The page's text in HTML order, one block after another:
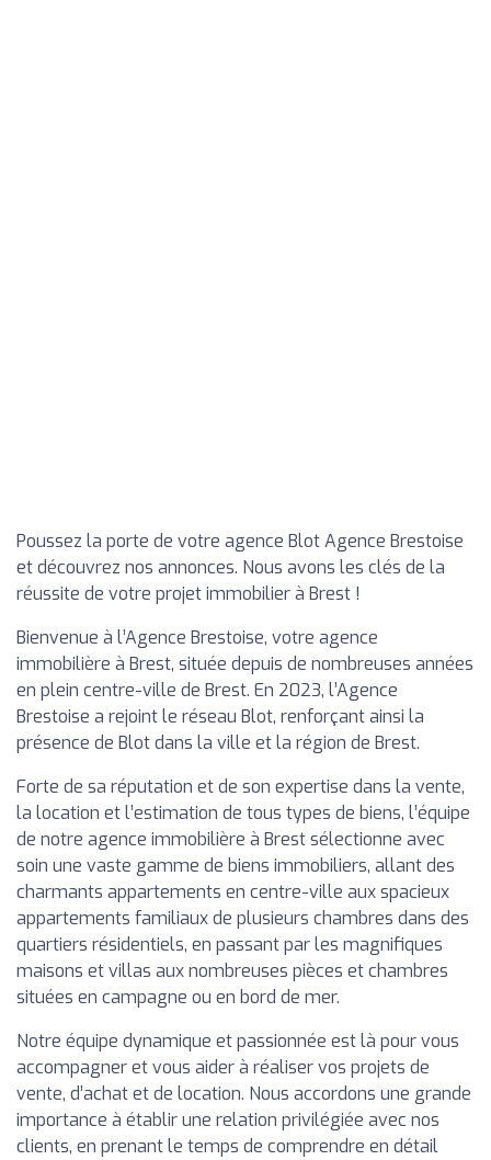
Poussez la porte de votre agence Blot Agence Brestoise
et découvrez nos annonces. Nous avons les clés de la
réussite de votre projet immobilier à Brest !
Bienvenue à l’Agence Brestoise, votre agence
immobilière à Brest, située depuis de nombreuses années
en plein centre-ville de Brest. En 2023, l’Agence
Brestoise a rejoint le réseau Blot, renforçant ainsi la
présence de Blot dans la ville et la région de Brest.
Forte de sa réputation et de son expertise dans la vente,
la location et l’estimation de tous types de biens, l’équipe
de notre agence immobilière à Brest sélectionne avec
soin une vaste gamme de biens immobiliers, allant des
charmants appartements en centre-ville aux spacieux
appartements familiaux de plusieurs chambres dans des
quartiers résidentiels, en passant par les magnifiques
maisons et villas aux nombreuses pièces et chambres
situées en campagne ou en bord de mer.
Notre équipe dynamique et passionnée est là pour vous
accompagner et vous aider à réaliser vos projets de
vente, d’achat et de location. Nous accordons une grande
importance à établir une relation privilégiée avec nos
clients, en prenant le temps de comprendre en détail